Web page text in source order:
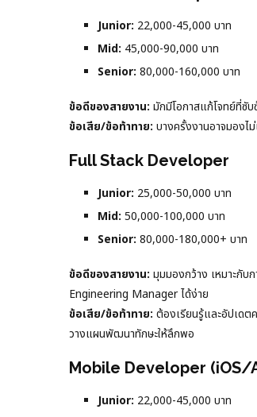
Junior: 22,000-45,000 บาท
Mid: 45,000-90,000 บาท
Senior: 80,000-160,000 บาท
ข้อดีของสายงาน: มักมีโอกาสแก้โจทย์ที่ซั
ข้อเสีย/ข้อท้าทาย: บางครั้งงานอาจมองไ
Full Stack Developer
Junior: 25,000-50,000 บาท
Mid: 50,000-100,000 บาท
Senior: 80,000-180,000+ บาท
ข้อดีของสายงาน: มุมมองกว้าง เหมาะกั
Engineering Manager ได้ง่าย
ข้อเสีย/ข้อท้าทาย: ต้องเรียนรู้และอัปเดต
วางแผนพัฒนาทักษะให้ลึกพอ
Mobile Developer
Junior: 22,000-45,000 บาท